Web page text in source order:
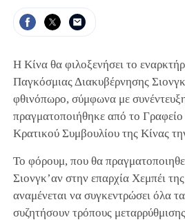
Η Κίνα θα φιλοξενήσει το
Παγκόσμιας Διακυβέρνησης
φθινόπωρο, σύμφωνα με
πραγματοποιήθηκε από το
Κρατικού Συμβουλίου της Κίνας
Το φόρουμ, που θα
Σιονγκ’αν στην επαρχία Χεμπέι
αναμένεται να συγκεντρώσει όλα
συζητήσουν τρόπους